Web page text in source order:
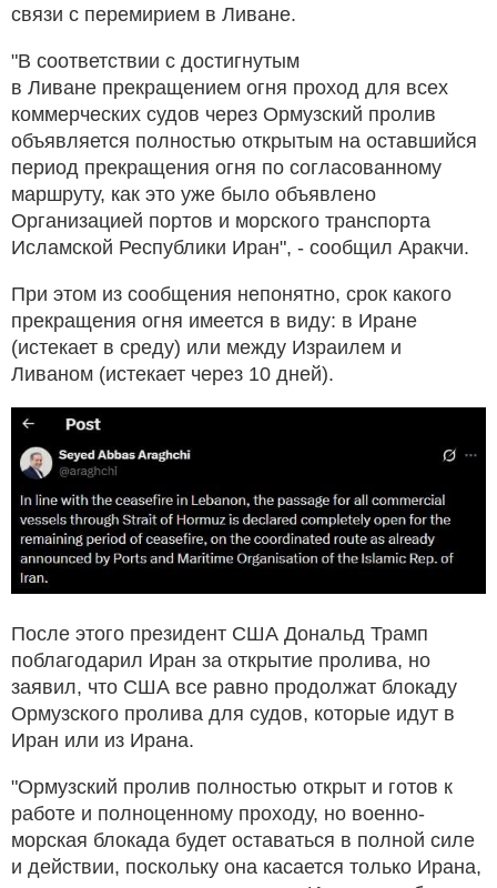
связи с перемирием в Ливане.
"В соответствии с достигнутым
в Ливане прекращением огня проход для всех
коммерческих судов через Ормузский пролив
объявляется полностью открытым на оставшийся
период прекращения огня по согласованному
маршруту, как это уже было объявлено
Организацией портов и морского транспорта
Исламской Республики Иран", - сообщил Аракчи.
При этом из сообщения непонятно, срок какого
прекращения огня имеется в виду: в Иране
(истекает в среду) или между Израилем и
Ливаном (истекает через 10 дней).
После этого президент США Дональд Трамп
поблагодарил Иран за открытие пролива, но
заявил, что США все равно продолжат блокаду
Ормузского пролива для судов, которые идут в
Иран или из Ирана.
"Ормузский пролив полностью открыт и готов к
работе и полноценному проходу, но военно-
морская блокада будет оставаться в полной силе
и действии, поскольку она касается только Ирана,